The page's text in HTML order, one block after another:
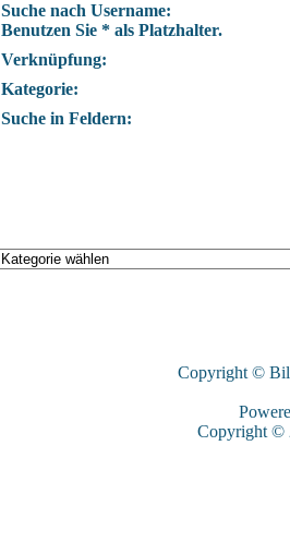
Suche nach Username:
Benutzen Sie * als Platzhalter.
Verknüpfung:
Kategorie:
Suche in Feldern:
Copyright ©
Copyright ©